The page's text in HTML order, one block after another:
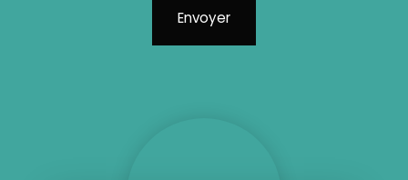
Envoyer